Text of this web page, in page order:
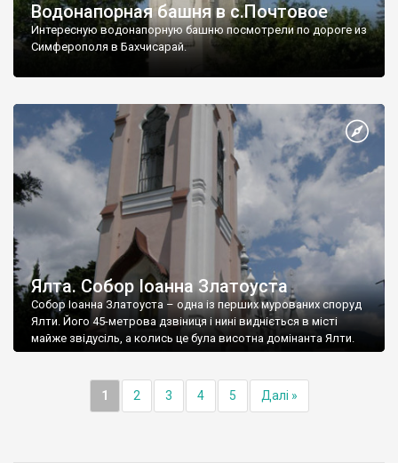
Водонапорная башня в с.Почтовое
Интересную водонапорную башню посмотрели по дороге из
Симферополя в Бахчисарай.
Ялта. Собор Іоанна Златоуста
Собор Іоанна Златоуста – одна із перших мурованих споруд
Ялти. Його 45-метрова дзвіниця і нині видніється в місті
майже звідусіль, а колись це була висотна домінанта Ялти.
1 2 3 4 5 Далі »